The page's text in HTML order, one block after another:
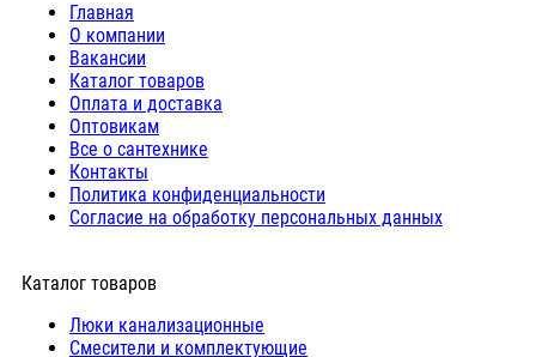
Главная
О компании
Вакансии
Каталог товаров
Оплата и доставка
Оптовикам
Все о сантехнике
Контакты
Политика конфиденциальности
Согласие на обработку персональных данных
Каталог товаров
Люки канализационные
Cмесители и комплектующие